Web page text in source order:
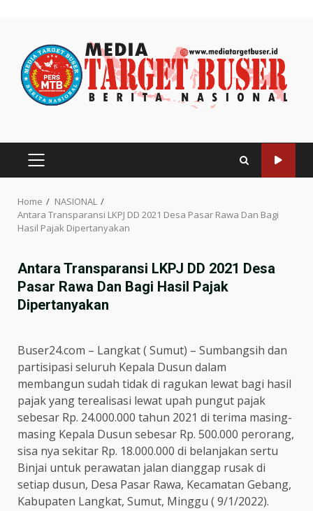
content
PRIMARY
Home
NASIONAL
Antara Transparansi LKPJ DD 2021 Desa Pasar Rawa Dan Bagi
Hasil Pajak Dipertanyakan
Antara Transparansi LKPJ DD 2021 Desa
Pasar Rawa Dan Bagi Hasil Pajak
Dipertanyakan
Buser24.com – Langkat ( Sumut) – Sumbangsih dan
partisipasi seluruh Kepala Dusun dalam
membangun sudah tidak di ragukan lewat bagi hasil
pajak yang terealisasi lewat upah pungut pajak
sebesar Rp. 24.000.000 tahun 2021 di terima masing-
masing Kepala Dusun sebesar Rp. 500.000 perorang,
sisa nya sekitar Rp. 18.000.000 di belanjakan sertu
Binjai untuk perawatan jalan dianggap rusak di
setiap dusun, Desa Pasar Rawa, Kecamatan Gebang,
Kabupaten Langkat, Sumut, Minggu ( 9/1/2022).